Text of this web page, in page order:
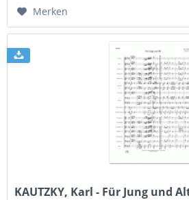
Merken
KAUTZKY, Karl - Für Jung und